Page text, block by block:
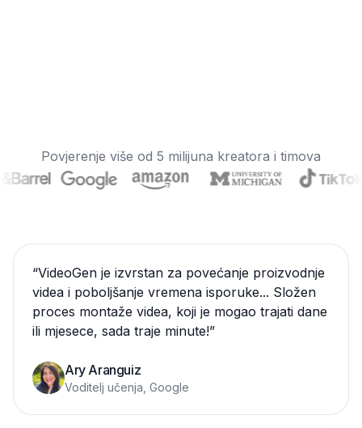
Povjerenje više od 5 milijuna kreatora i timova
“VideoGen je izvrstan za povećanje proizvodnje
videa i poboljšanje vremena isporuke... Složen
proces montaže videa, koji je mogao trajati dane
ili mjesece, sada traje minute!”
Ary Aranguiz
Voditelj učenja, Google